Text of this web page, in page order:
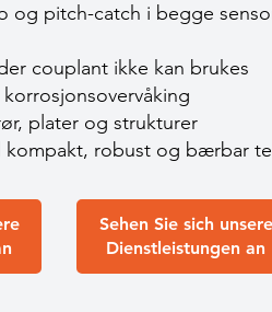
og pitch-catch i begge
couplant ikke kan brukes
plater og strukturer
kompakt, robust og bærbar
Sehen Sie sich unsere
Dienstleistungen an